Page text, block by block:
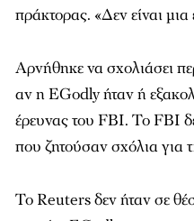
πράκτορας. «Δεν είναι
Αρνήθηκε να σχολιάσει
αν η EGodly ήταν ή
έρευνας του FBI. Το FBI
που ζητούσαν σχόλια για
Το Reuters δεν ήταν σε